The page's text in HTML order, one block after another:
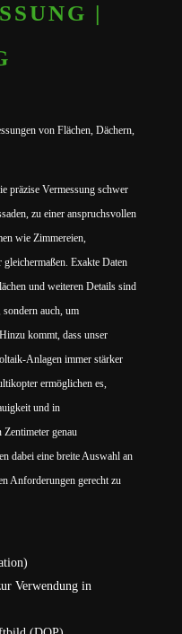
|
von Flächen, Dächern,
präzise Vermessung schwer
zu einer anspruchsvollen
wie Zimmereien,
Exakte Daten
und weiteren Details sind
auch, um
kommt, dass unser
Anlagen immer stärker
ermöglichen es,
und in
genau
dabei eine breite Auswahl an
Anforderungen gerecht zu
Verwendung in